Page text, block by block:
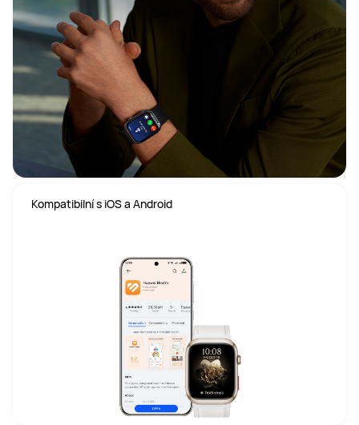
Kompatibilní s iOS a Android